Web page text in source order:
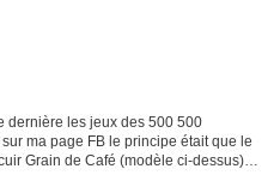
dernière les jeux des 500 500
ma page FB le principe était que le
Grain de Café (modèle ci-dessus)